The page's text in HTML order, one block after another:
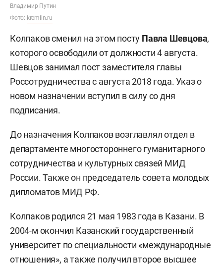
Владимир Путин
Фото: kremlin.ru
Колпаков сменил на этом посту Павла Шевцова,
которого освободили от должности 4 августа.
Шевцов занимал пост заместителя главы
Россотрудничества с августа 2018 года. Указ о
новом назначении вступил в силу со дня
подписания.
До назначения Колпаков возглавлял отдел в
департаменте многостороннего гуманитарного
сотрудничества и культурных связей МИД
России. Также он председатель совета молодых
дипломатов МИД РФ.
Колпаков родился 21 мая 1983 года в Казани. В
2004-м окончил Казанский государственный
университет по специальности «международные
отношения», а также получил второе высшее